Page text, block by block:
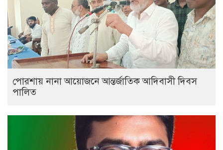
পোরশায় নানা আয়োজনে আন্তর্জাতিক আদিবাসী দিবস
পালিত